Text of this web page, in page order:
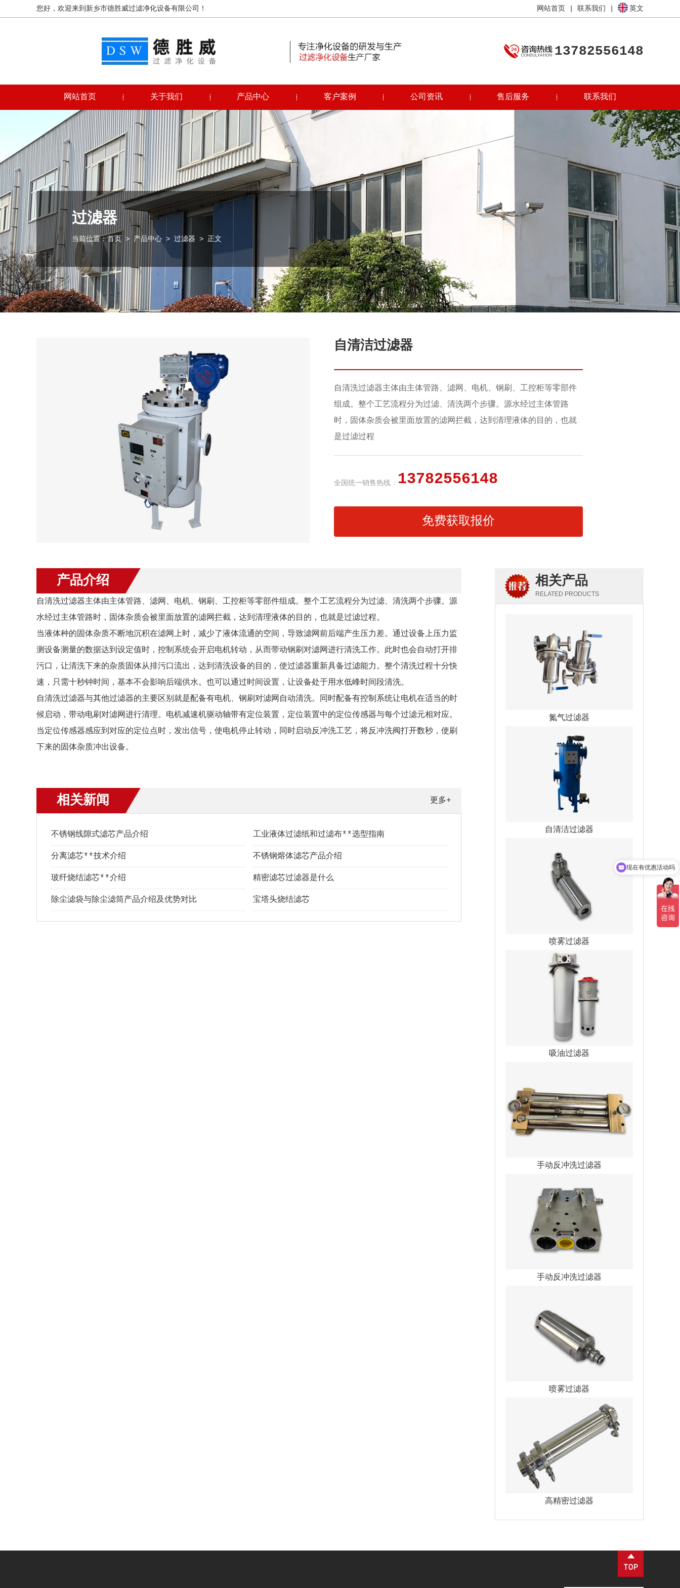
您好，欢迎来到新乡市德胜威过滤净化设备有限公司！ 网站首页 联系我们 英文
13782556148
网站首页 关于我们 产品中心 客户案例 公司资讯 售后服务 联系我们
过滤器
当前位置：首页> 产品中心 > 过滤器 > 正文
自清洁过滤器
自清洗过滤器主体由主体管路、滤网、电机、钢刷、工控柜等零部件
组成。整个工艺流程分为过滤、清洗两个步骤。源水经过主体管路
时，固体杂质会被里面放置的滤网拦截，达到清理液体的目的，也就
是过滤过程
全国统一销售热线： 13782556148
免费获取报价
产品介绍
自清洗过滤器主体由主体管路、滤网、电机、钢刷、工控柜等零部件组成。整个工艺流程分为过滤、清洗两个步骤。源
水经过主体管路时，固体杂质会被里面放置的滤网拦截，达到清理液体的目的，也就是过滤过程。
当液体种的固体杂质不断地沉积在滤网上时，减少了液体流通的空间，导致滤网前后端产生压力差。通过设备上压力监
测设备测量的数据达到设定值时，控制系统会开启电机转动，从而带动钢刷对滤网进行清洗工作。此时也会自动打开排
污口，让清洗下来的杂质固体从排污口流出，达到清洗设备的目的，使过滤器重新具备过滤能力。整个清洗过程十分快
速，只需十秒钟时间，基本不会影响后端供水。也可以通过时间设置，让设备处于用水低峰时间段清洗。
自清洗过滤器与其他过滤器的主要区别就是配备有电机、钢刷对滤网自动清洗。同时配备有控制系统让电机在适当的时
候启动，带动电刷对滤网进行清理。电机减速机驱动轴带有定位装置，定位装置中的定位传感器与每个过滤元相对应。
当定位传感器感应到对应的定位点时，发出信号，使电机停止转动，同时启动反冲洗工艺，将反冲洗阀打开数秒，使刷
下来的固体杂质冲出设备。
更多+
相关新闻
不锈钢线隙式滤芯产品介绍 工业液体过滤纸和过滤布**选型指南
分离滤芯**技术介绍 不锈钢熔体滤芯产品介绍
玻纤烧结滤芯**介绍 精密滤芯过滤器是什么
除尘滤袋与除尘滤筒产品介绍及优势对比 宝塔头烧结滤芯
相关产品
RELATED PRODUCTS
氮气过滤器
自清洁过滤器
喷雾过滤器
吸油过滤器
手动反冲洗过滤器
手动反冲洗过滤器
喷雾过滤器
高精密过滤器
可以介绍下你们的产品么
现在有优惠活动吗